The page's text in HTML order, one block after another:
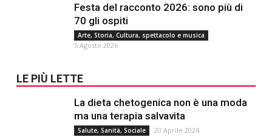
Festa del racconto 2026: sono più di
70 gli ospiti
Arte, Storia, Cultura, spettacolo e musica
5 Agosto 2026
LE PIÙ LETTE
La dieta chetogenica non è una moda
ma una terapia salvavita
Salute, Sanità, Sociale 20 Aprile 2024